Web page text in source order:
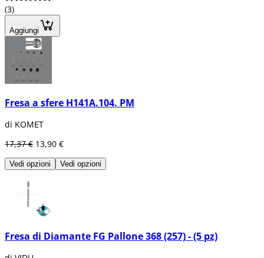
(3)
Aggiungi
Fresa a sfere H141A.104. PM
di KOMET
17,37 € 13,90 €
Vedi opzioni Vedi opzioni
Fresa di Diamante FG Pallone 368 (257) - (5 pz)